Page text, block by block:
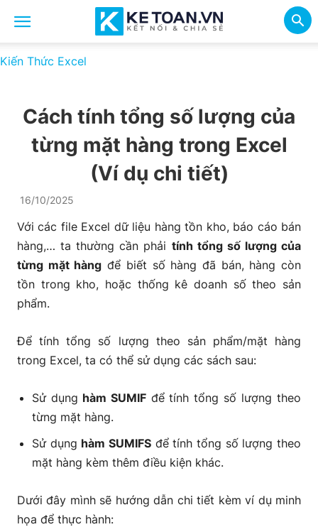
Kiến Thức Excel
Cách tính tổng số lượng của
từng mặt hàng trong Excel
(Ví dụ chi tiết)
16/10/2025
Với các file Excel dữ liệu hàng tồn kho, báo cáo bán
hàng,… ta thường cần phải tính tổng số lượng của
từng mặt hàng để biết số hàng đã bán, hàng còn
tồn trong kho, hoặc thống kê doanh số theo sản
phẩm.
Để tính tổng số lượng theo sản phẩm/mặt hàng
trong Excel, ta có thể sử dụng các sách sau:
Sử dụng hàm SUMIFđể tính tổng số lượng theo
từng mặt hàng.
Sử dụng hàm SUMIFS để tính tổng số lượng theo
mặt hàng kèm thêm điều kiện khác.
Dưới đây mình sẽ hướng dẫn chi tiết kèm ví dụ minh
họa để thực hành: